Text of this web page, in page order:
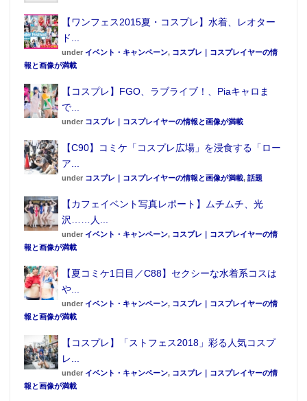
この記事が気に入ったらフォローしよう
【ワンフェス2015夏・コスプレ】水着、レオター
ド...
under イベント・キャンペーン, コスプレ｜コスプレイヤーの情
報と画像が満載
【コスプレ】FGO、ラブライブ！、Piaキャロま
で...
under コスプレ｜コスプレイヤーの情報と画像が満載
【C90】コミケ「コスプレ広場」を浸食する「ロー
ア...
under コスプレ｜コスプレイヤーの情報と画像が満載, 話題
【カフェイベント写真レポート】ムチムチ、光
沢……人...
under イベント・キャンペーン, コスプレ｜コスプレイヤーの情
報と画像が満載
【夏コミケ1日目／C88】セクシーな水着系コスは
や...
under イベント・キャンペーン, コスプレ｜コスプレイヤーの情
報と画像が満載
【コスプレ】「ストフェス2018」彩る人気コスプ
レ...
under イベント・キャンペーン, コスプレ｜コスプレイヤーの情
報と画像が満載